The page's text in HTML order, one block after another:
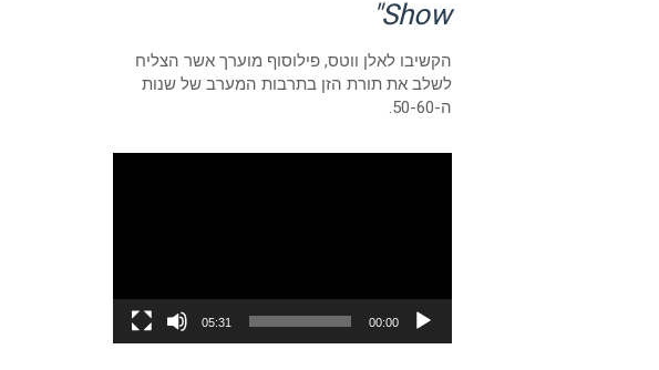
Show"
הקשיבו לאלן ווטס, פילוסוף מוערך אשר הצליח
לשלב את תורת הזן בתרבות המערב של שנות
ה-50-60.
00:00
05:31